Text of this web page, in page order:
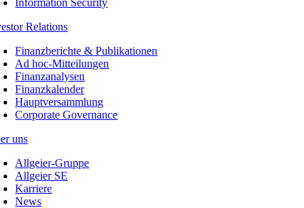
Relations
Finanzberichte & Publikationen
Ad hoc-Mitteilungen
Finanzanalysen
Finanzkalender
Hauptversammlung
Corporate Governance
uns
Allgeier-Gruppe
Allgeier SE
Karriere
News